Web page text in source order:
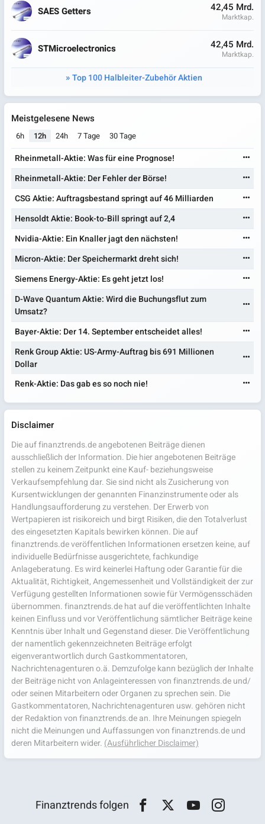
SAES Getters 42,45 Mrd.
Marktkap.
STMicroelectronics 42,45 Mrd.
Marktkap.
Top 100 Halbleiter-Zubehör Aktien
Meistgelesene News
6h 12h 24h 7 Tage 30 Tage
Rheinmetall-Aktie: Was für eine Prognose!
Rheinmetall-Aktie: Der Fehler der Börse!
CSG Aktie: Auftragsbestand springt auf 46 Milliarden
Hensoldt Aktie: Book-to-Bill springt auf 2,4
Nvidia-Aktie: Ein Knaller jagt den nächsten!
Micron-Aktie: Der Speichermarkt dreht sich!
Siemens Energy-Aktie: Es geht jetzt los!
D-Wave Quantum Aktie: Wird die Buchungsflut zum
Umsatz?
Bayer-Aktie: Der 14. September entscheidet alles!
Renk Group Aktie: US-Army-Auftrag bis 691 Millionen
Dollar
Renk-Aktie: Das gab es so noch nie!
Disclaimer
Die auf finanztrends.de angebotenen Beiträge dienen
ausschließlich der Information. Die hier angebotenen Beiträge
stellen zu keinem Zeitpunkt eine Kauf- beziehungsweise
Verkaufsempfehlung dar. Sie sind nicht als Zusicherung von
Kursentwicklungen der genannten Finanzinstrumente oder als
Handlungsaufforderung zu verstehen. Der Erwerb von
Wertpapieren ist risikoreich und birgt Risiken, die den Totalverlust
des eingesetzten Kapitals bewirken können. Die auf
finanztrends.de veröffentlichen Informationen ersetzen keine, auf
individuelle Bedürfnisse ausgerichtete, fachkundige
Anlageberatung. Es wird keinerlei Haftung oder Garantie für die
Aktualität, Richtigkeit, Angemessenheit und Vollständigkeit der zur
Verfügung gestellten Informationen sowie für Vermögensschäden
übernommen. finanztrends.de hat auf die veröffentlichten Inhalte
keinen Einfluss und vor Veröffentlichung sämtlicher Beiträge keine
Kenntnis über Inhalt und Gegenstand dieser. Die Veröffentlichung
der namentlich gekennzeichneten Beiträge erfolgt
eigenverantwortlich durch Gastkommentatoren,
Nachrichtenagenturen o.ä. Demzufolge kann bezüglich der Inhalte
der Beiträge nicht von Anlageinteressen von finanztrends.de und/
oder seinen Mitarbeitern oder Organen zu sprechen sein. Die
Gastkommentatoren, Nachrichtenagenturen usw. gehören nicht
der Redaktion von finanztrends.de an. Ihre Meinungen spiegeln
nicht die Meinungen und Auffassungen von finanztrends.de und
deren Mitarbeitern wider. (Ausführlicher Disclaimer)
Finanztrends folgen